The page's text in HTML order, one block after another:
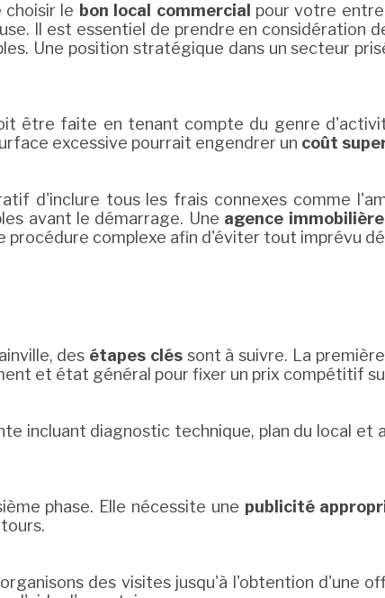
choisir le bon local commercial pour votre
Il est essentiel de prendre en considération
Une position stratégique dans un secteur
être faite en tenant compte du genre
excessive pourrait engendrer un coût
d'inclure tous les frais connexes comme
avant le démarrage. Une agence
procédure complexe afin d'éviter tout imprévu
des étapes cléssont à suivre. La
et état général pour fixer un prix compétitif
incluant diagnostic technique, plan du local
phase. Elle nécessite une publicité
des visites jusqu'à l'obtention d'une